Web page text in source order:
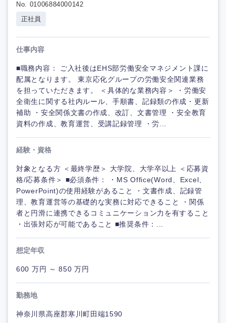
No. 01006884000142
正社員
仕事内容
■職務内容： ご入社後はEHS部労働安全マネジメント課に
配属となります。 東京応化グループの労働安全関連業務
を担っていただきます。 ＜具体的な業務内容＞ ・労働安
全衛生に関する社内ルール、手順書、記録類の作成・更新
補助 ・安全関係文書の作成、改訂、文書管理 ・安全教育
資料の作成、教育運営、受講記録管理 ・労...
経験・資格
対象となる方 ＜最終学歴＞ 大学院、大学卒以上 ＜応募資
格/応募条件＞ ■必須条件： ・MS Office(Word、Excel、
PowerPoint)の使用経験があること ・文書作成、記録管
理、教育運営等の基礎的な実務に対応できること ・関係
者と円滑に連携できるコミュニケーション力を有すること
・出張対応が可能であること ■推奨条件：...
想定年収
600 万円 ～ 850 万円
勤務地
神奈川県高座郡寒川町田端1590